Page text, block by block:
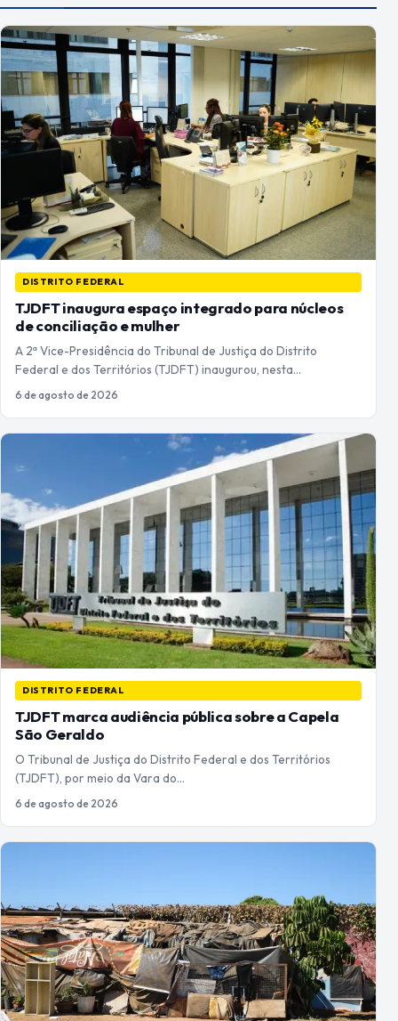
DISTRITO FEDERAL
TJDFT inaugura espaço integrado para núcleos
de conciliação e mulher
A 2ª Vice-Presidência do Tribunal de Justiça do Distrito
Federal e dos Territórios (TJDFT) inaugurou, nesta…
6 de agosto de 2026
DISTRITO FEDERAL
TJDFT marca audiência pública sobre a Capela
São Geraldo
O Tribunal de Justiça do Distrito Federal e dos Territórios
(TJDFT), por meio da Vara do…
6 de agosto de 2026